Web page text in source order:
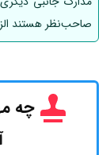
صاحب‌نظر هستند
چه